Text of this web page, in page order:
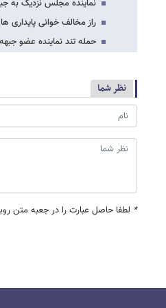
نماینده مجلس نزدیک به
راز مخالف خوانی پایداری
حمله تند نماینده عضو
نظر شما
* لطفا حاصل عبارت را در جعبه متن